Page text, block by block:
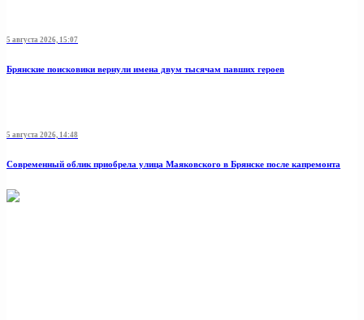
5 августа 2026, 15:07
Брянские поисковики вернули имена двум тысячам павших героев
5 августа 2026, 14:48
Современный облик приобрела улица Маяковского в Брянске после капремонта